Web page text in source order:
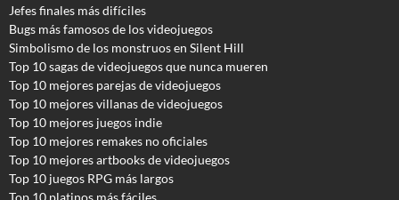
Jefes finales más difíciles
Bugs más famosos de los videojuegos
Simbolismo de los monstruos en Silent Hill
Top 10 sagas de videojuegos que nunca mueren
Top 10 mejores parejas de videojuegos
Top 10 mejores villanas de videojuegos
Top 10 mejores juegos indie
Top 10 mejores remakes no oficiales
Top 10 mejores artbooks de videojuegos
Top 10 juegos RPG más largos
Top 10 platinos más fáciles